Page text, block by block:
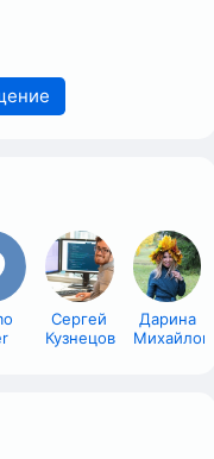
Сергей
Кузнецов
Дарина